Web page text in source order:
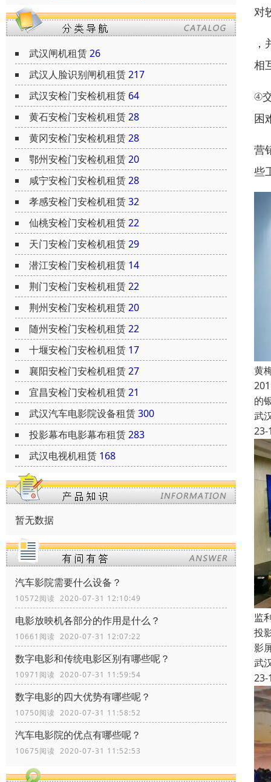
武汉闸机租赁26
武汉人脸识别闸机租赁217
武汉安检门安检机租赁 64
黄石安检门安检机租赁28
黄冈安检门安检机租赁28
鄂州安检门安检机租赁20
咸宁安检门安检机租赁28
孝感安检门安检机租赁32
仙桃安检门安检机租赁22
天门安检门安检机租赁29
潜江安检门安检机租赁 14
荆门安检门安检机租赁22
荆州安检门安检机租赁20
随州安检门安检机租赁22
十堰安检门安检机租赁 17
襄阳安检门安检机租赁27
宜昌安检门安检机租赁21
武汉汽车电影院设备租赁300
投影幕布电影幕布租赁283
武汉电视机租赁 168
暂无数据
汽车影院需要什么设备？
10572阅读 2020-07-31 12:10:49
电影放映机各部分的作用是什么？
10661阅读 2020-07-31 12:07:22
数字电影和传统电影区别有哪些呢？
10971阅读 2020-07-31 11:59:54
数字电影的四大优势有哪些呢？
10750阅读 2020-07-31 11:58:52
汽车电影院的优点有哪些呢？
10675阅读 2020-07-31 11:52:53
对
相
④
困
营
些
黄
的
武
23-
监
投
影
武
23-